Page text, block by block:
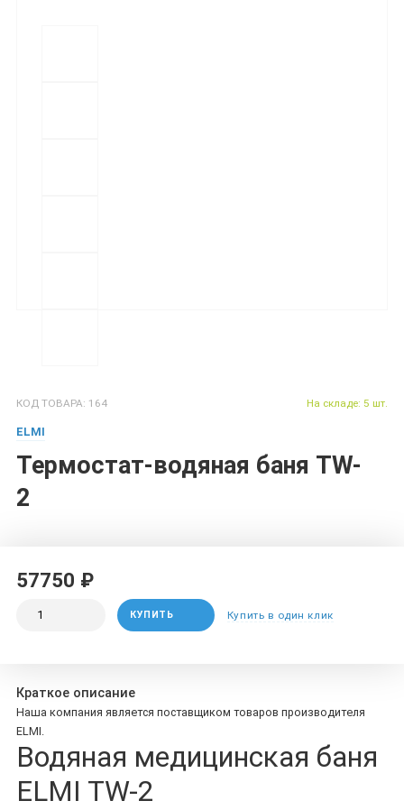
КОД ТОВАРА: 164
ELMI
Термостат-водяная баня TW-
2
На складе: 5 шт.
57750 ₽
КУПИТЬ Купить в один клик
Краткое описание
Наша компания является поставщиком товаров производителя
ELMI.
Водяная медицинская баня
ELMI TW-2